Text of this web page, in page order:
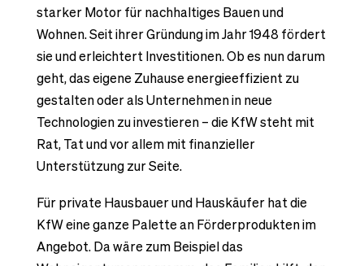
starker Motor für nachhaltiges Bauen und
Wohnen. Seit ihrer Gründung im Jahr 1948 fördert
sie und erleichtert Investitionen. Ob es nun darum
geht, das eigene Zuhause energieeffizient zu
gestalten oder als Unternehmen in neue
Technologien zu investieren – die KfW steht mit
Rat, Tat und vor allem mit finanzieller
Unterstützung zur Seite.
Für private Hausbauer und Hauskäufer hat die
KfW eine ganze Palette an Förderprodukten im
Angebot. Da wäre zum Beispiel das